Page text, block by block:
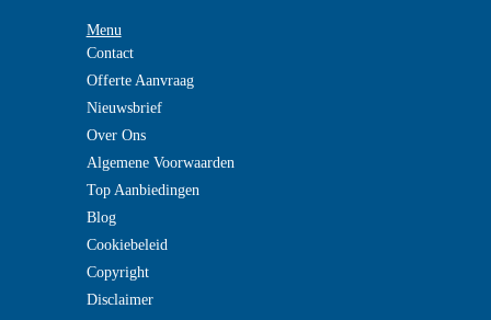
Menu
Contact
Offerte Aanvraag
Nieuwsbrief
Over Ons
Algemene Voorwaarden
Top Aanbiedingen
Blog
Cookiebeleid
Copyright
Disclaimer